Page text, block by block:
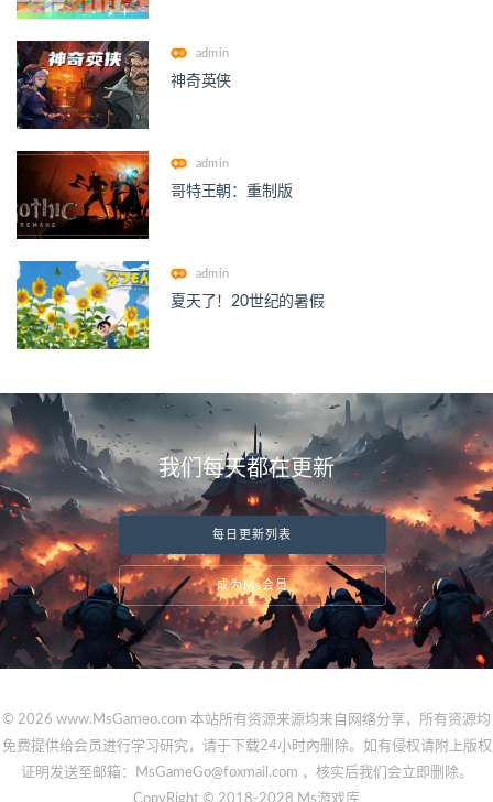
admin
神奇英侠
admin
哥特王朝：重制版
admin
夏天了！20世纪的暑假
我们每天都在更新
每日更新列表
成为Ms会员
© 2026 www.MsGameo.com 本站所有资源来源均来自网络分享，所有资源均
免费提供给会员进行学习研究，请于下载24小时內删除。如有侵权请附上版权
证明发送至邮箱：MsGameGo@foxmail.com ，核实后我们会立即删除。